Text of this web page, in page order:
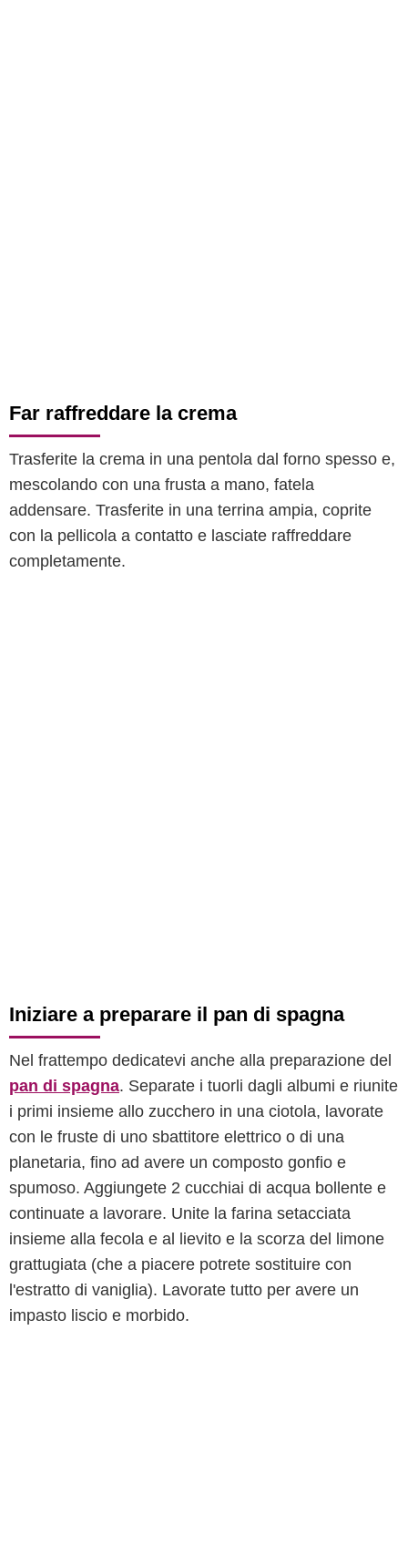
Far raffreddare la crema
Trasferite la crema in una pentola dal forno spesso e,
mescolando con una frusta a mano, fatela
addensare. Trasferite in una terrina ampia, coprite
con la pellicola a contatto e lasciate raffreddare
completamente.
Iniziare a preparare il pan di spagna
Nel frattempo dedicatevi anche alla preparazione del
pan di spagna. Separate i tuorli dagli albumi e riunite
i primi insieme allo zucchero in una ciotola, lavorate
con le fruste di uno sbattitore elettrico o di una
planetaria, fino ad avere un composto gonfio e
spumoso. Aggiungete 2 cucchiai di acqua bollente e
continuate a lavorare. Unite la farina setacciata
insieme alla fecola e al lievito e la scorza del limone
grattugiata (che a piacere potrete sostituire con
l'estratto di vaniglia). Lavorate tutto per avere un
impasto liscio e morbido.